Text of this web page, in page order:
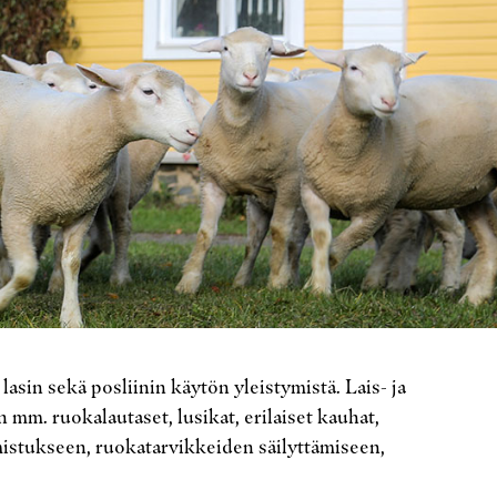
sekä posliinin käytön yleistymistä. Lais- ja
ruokalautaset, lusikat, erilaiset kauhat,
ruokatarvikkeiden säilyttämiseen,